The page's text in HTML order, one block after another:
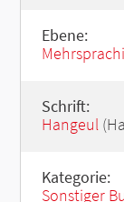
Ebene:
Schrift:
Hangeul
Kategorie:
Sonstiger